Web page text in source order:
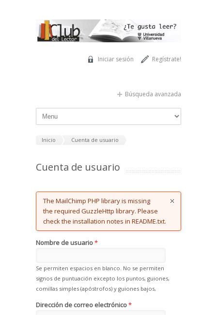
Regístrate!
Iniciar sesión
Búsqueda avanzada
Inicio Cuenta de usuario
Cuenta de usuario
Error message
The MailChimp PHP library is missing
the required GuzzleHttp library. Please
check the installation notes in README.txt.
Nombre de usuario*
Se permiten espacios en blanco. No se permiten
signos de puntuación excepto los puntos, guiones,
comillas simples (apóstrofos) y guiones bajos,
Dirección de correo electrónico*